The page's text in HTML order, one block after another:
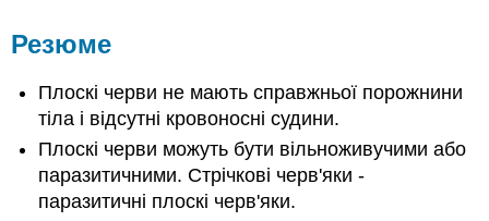
Резюме
Плоскі черви не мають справжньої порожнини
тіла і відсутні кровоносні судини.
Плоскі черви можуть бути вільноживучими або
паразитичними. Стрічкові черв'яки -
паразитичні плоскі черв'яки.